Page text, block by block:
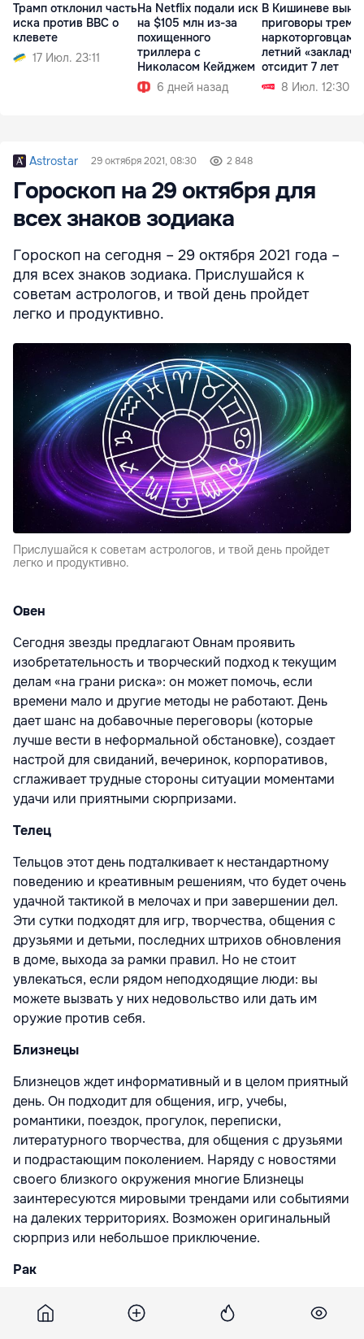
Трамп отклонил часть
иска против BBC о
клевете
17 Июл. 23:11
На Netflix подали иск
на $105 млн из-за
похищенного
триллера с
Николасом Кейджем
6 дней назад
В Кишиневе
приговоры трем
наркоторговцам:
летний
отсидит 7 лет
8 Июл. 12:30
Astrostar 29 октября 2021, 08:30 2 848
Гороскоп на 29 октября для
всех знаков зодиака
Гороскоп на сегодня – 29 октября 2021 года –
для всех знаков зодиака. Прислушайся к
советам астрологов, и твой день пройдет
легко и продуктивно.
Прислушайся к советам астрологов, и твой день пройдет
легко и продуктивно.
Овен
Сегодня звезды предлагают Овнам проявить
изобретательность и творческий подход к текущим
делам «на грани риска»: он может помочь, если
времени мало и другие методы не работают. День
дает шанс на добавочные переговоры (которые
лучше вести в неформальной обстановке), создает
настрой для свиданий, вечеринок, корпоративов,
сглаживает трудные стороны ситуации моментами
удачи или приятными сюрпризами.
Телец
Тельцов этот день подталкивает к нестандартному
поведению и креативным решениям, что будет очень
удачной тактикой в мелочах и при завершении дел.
Эти сутки подходят для игр, творчества, общения с
друзьями и детьми, последних штрихов обновления
в доме, выхода за рамки правил. Но не стоит
увлекаться, если рядом неподходящие люди: вы
можете вызвать у них недовольство или дать им
оружие против себя.
Близнецы
Близнецов ждет информативный и в целом приятный
день. Он подходит для общения, игр, учебы,
романтики, поездок, прогулок, переписки,
литературного творчества, для общения с друзьями
и подрастающим поколением. Наряду с новостями
своего близкого окружения многие Близнецы
заинтересуются мировыми трендами или событиями
на далеких территориях. Возможен оригинальный
сюрприз или небольшое приключение.
Рак
Сегодня звезды рекомендуют Ракам обратить
внимание на шоппинг, как на средство отвлечься или